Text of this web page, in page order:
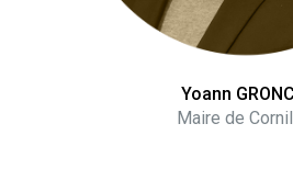
Yoann
Maire de